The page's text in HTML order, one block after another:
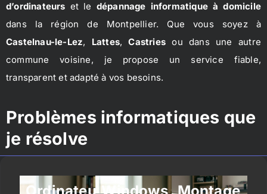
d’ordinateurs et le dépannage informatique à domicile
dans la région de Montpellier. Que vous soyez à
Castelnau-le-Lez, Lattes,Castries ou dans une autre
commune voisine, je propose un service fiable,
transparent et adapté à vos besoins.
Problèmes informatiques que
je résolve